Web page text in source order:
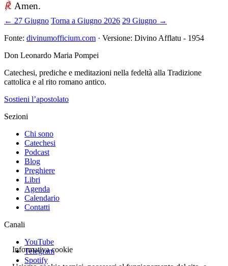
℟. Amen.
← 27 Giugno Torna a Giugno 2026 29 Giugno →
Fonte: divinumofficium.com · Versione: Divino Afflatu - 1954
Don Leonardo Maria Pompei
Catechesi, prediche e meditazioni nella fedeltà alla Tradizione
cattolica e al rito romano antico.
Sostieni l’apostolato
Sezioni
Chi sono
Catechesi
Podcast
Blog
Preghiere
Libri
Agenda
Calendario
Contatti
Canali
YouTube
Telegram
Spotify
Informativa cookie